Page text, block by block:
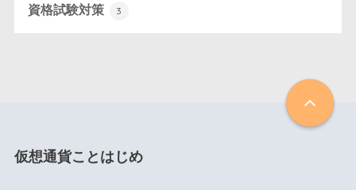
資格試験対策 3
仮想通貨ことはじめ